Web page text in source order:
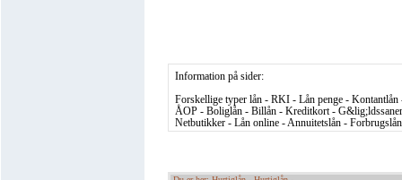
Information på sider:
Forskellige typer lån - RKI - Lån penge -
ÅOP - Boliglån - Billån - Kreditkort -
Netbutikker - Lån online - Annuitetslån -